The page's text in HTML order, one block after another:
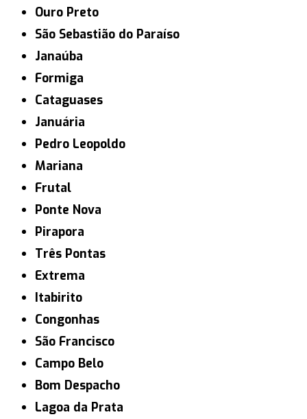
Ouro Preto
São Sebastião do Paraíso
Janaúba
Formiga
Cataguases
Januária
Pedro Leopoldo
Mariana
Frutal
Ponte Nova
Pirapora
Três Pontas
Extrema
Itabirito
Congonhas
São Francisco
Campo Belo
Bom Despacho
Lagoa da Prata